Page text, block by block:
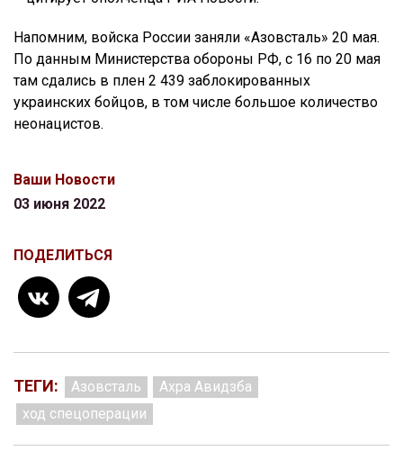
Напомним, войска России заняли «Азовсталь» 20 мая.
По данным Министерства обороны РФ, с 16 по 20 мая
там сдались в плен 2 439 заблокированных
украинских бойцов, в том числе большое количество
неонацистов.
Ваши Новости
03 июня 2022
ПОДЕЛИТЬСЯ
ТЕГИ: Азовсталь
Ахра Авидзба
ход спецоперации